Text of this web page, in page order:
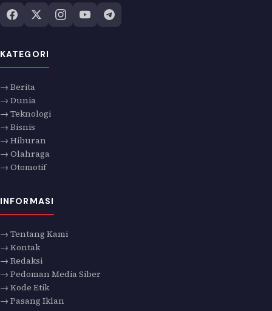
KATEGORI
→ Berita
→ Dunia
→ Teknologi
→ Bisnis
→ Hiburan
→ Olahraga
→ Otomotif
INFORMASI
→ Tentang Kami
→ Kontak
→ Redaksi
→ Pedoman Media Siber
→ Kode Etik
→ Pasang Iklan